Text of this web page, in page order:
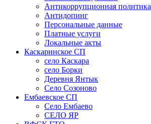
Антикоррупционная политика
Антидопинг
Персональные данные
Платные услуги
Локальные акты
Каскаринское СП
село Каскара
село Борки
Деревня Янтык
Село Созоново
Ембаевское СП
Село Ембаево
СЕЛО ЯР